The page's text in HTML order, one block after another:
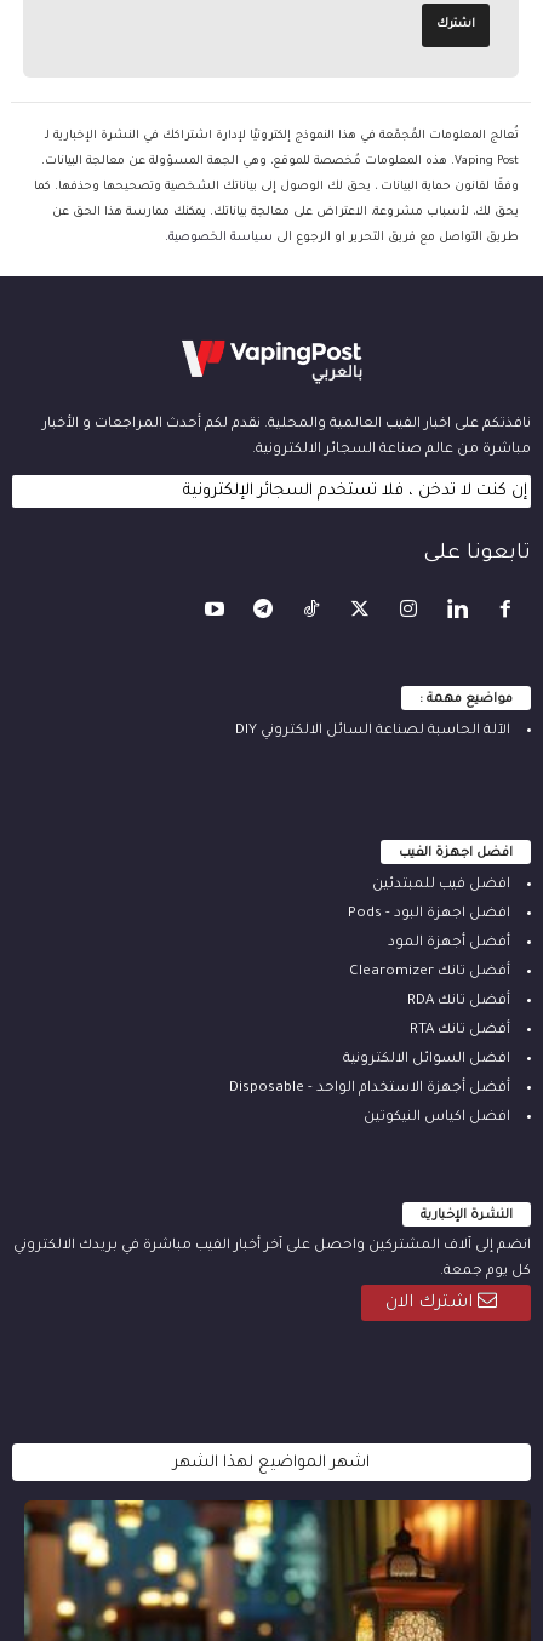
تُعالج المعلومات المُجمّعة في هذا النموذج إلكترونيًا لإدارة اشتراكك في النشرة الإخبارية لـ
Vaping Post. هذه المعلومات مُخصصة للموقع، وهي الجهة المسؤولة عن معالجة البيانات.
وفقًا لقانون حماية البيانات ، يحق لك الوصول إلى بياناتك الشخصية وتصحيحها وحذفها. كما
يحق لك، لأسباب مشروعة، الاعتراض على معالجة بياناتك. يمكنك ممارسة هذا الحق عن
طريق التواصل مع فريق التحرير او الرجوع الى سياسة الخصوصية.
نافذتكم على اخبار الفيب العالمية والمحلية. نقدم لكم أحدث المراجعات و الأخبار
مباشرة من عالم صناعة السجائر الالكترونية.
إن كنت لا تدخن ، فلا تستخدم السجائر الإلكترونية
تابعونا على
مواضيع مهمة :
الآلة ‫الحاسبة لصناعة السائل الالكتروني‬ DIY
افضل اجهزة الفيب
افضل فيب للمبتدئين
افضل اجهزة البود - Pods
أفضل أجهزة المود
أفضل تانك Clearomizer
أفضل تانك RDA
أفضل تانك RTA
افضل السوائل الالكترونية
أفضل أجهزة الاستخدام الواحد - Disposable
افضل اكياس النيكوتين
النشرة الإخبارية
انضم إلى آلاف المشتركين واحصل على آخر أخبار الفيب مباشرة في بريدك الالكتروني
كل يوم جمعة.
اشترك الان
اشهر المواضيع لهذا الشهر